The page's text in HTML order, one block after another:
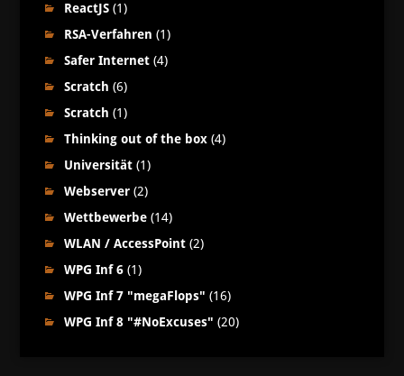
ReactJS(1)
RSA-Verfahren (1)
Safer Internet(4)
Scratch (6)
Scratch (1)
Thinking out of the box(4)
Universität(1)
Webserver(2)
Wettbewerbe(14)
WLAN / AccessPoint(2)
WPG Inf 6(1)
WPG Inf 7 "megaFlops" (16)
WPG Inf 8 "#NoExcuses" (20)